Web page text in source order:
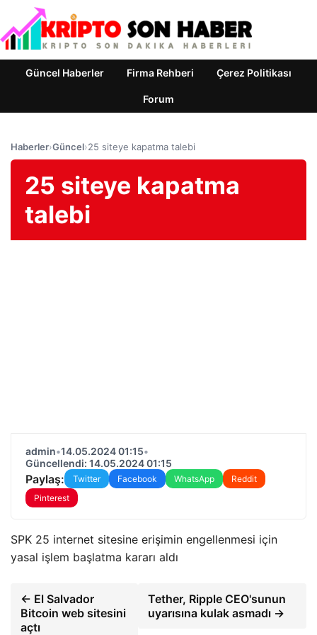
Güncel Haberler Firma Rehberi Çerez Politikası
Forum
Haberler›Güncel›25 siteye kapatma talebi
25 siteye kapatma
talebi
admin•14.05.2024 01:15•
Güncellendi: 14.05.2024 01:15
Paylaş: Twitter Facebook WhatsApp
Reddit
Pinterest
SPK 25 internet sitesine erişimin engellenmesi için
yasal işlem başlatma kararı aldı
← El Salvador
Bitcoin web sitesini
açtı
Tether, Ripple CEO'sunun
uyarısına kulak asmadı →